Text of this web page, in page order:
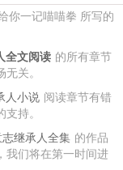
你一记喵喵拳 所写的
全文阅读 的所有章节
关。
人小说 阅读章节有错
持。
继承人全集 的作品
我们将在第一时间进